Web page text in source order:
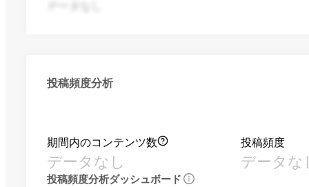
投稿頻度分析
期間内のコンテンツ数
データなし
投稿頻度
データな
投稿頻度分析ダッシュボード